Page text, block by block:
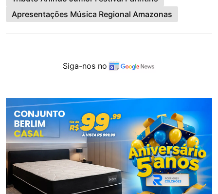
Apresentações Música Regional Amazonas
Siga-nos no